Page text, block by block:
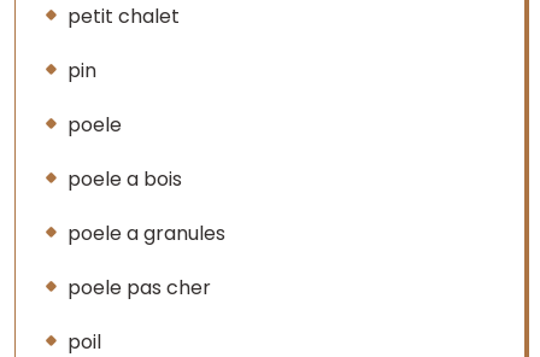
petit chalet
pin
poele
poele a bois
poele a granules
poele pas cher
poil